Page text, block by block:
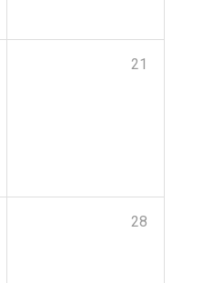
21
28